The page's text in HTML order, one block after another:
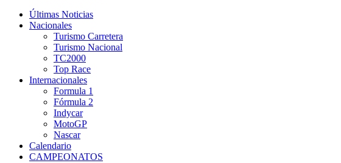
Últimas Noticias
Nacionales
Turismo Carretera
Turismo Nacional
TC2000
Top Race
Internacionales
Formula 1
Fórmula 2
Indycar
MotoGP
Nascar
Calendario
CAMPEONATOS